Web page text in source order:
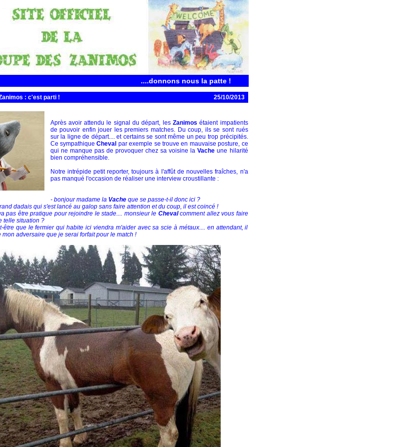
....donnons nous la patte !
: c'est parti ! 25/10/2013
Après avoir attendu le signal du départ, les Zanimos étaient impatients
de pouvoir enfin jouer les premiers matches. Du coup, ils se sont rués
sur la ligne de départ.... et certains se sont même un peu trop précipités.
Ce sympathiqueCheval par exemple se trouve en mauvaise posture, ce
qui ne manque pas de provoquer chez sa voisine laVache une hilarité
bien compréhensible.
Notre intrépide petit reporter, toujours à l'affût de nouvelles fraîches, n'a
pas manqué l'occasion de réaliser une interview croustillante :
- bonjour madame la Vacheque se passe-t-il donc ici ?
dadais qui s'est lancé au galop sans faire attention et du coup, il est coincé !
pas être pratique pour rejoindre le stade.... monsieur le Chevalcomment allez vous faire
telle situation ?
être que le fermier qui habite ici viendra m'aider avec sa scie à métaux.... en attendant, il
adversaire que je serai forfait pour le match !